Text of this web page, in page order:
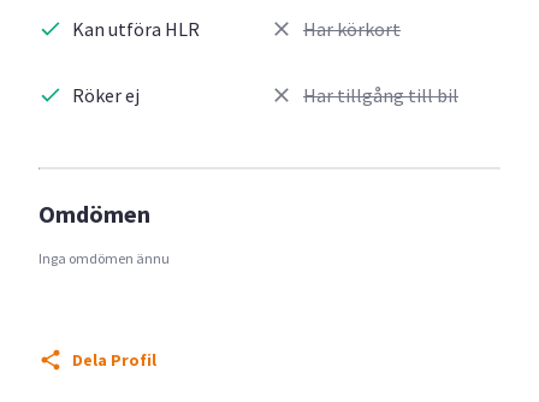
Kan utföra HLR
Röker ej
Har körkort
Har tillgång till bil
Omdömen
Inga omdömen ännu
Dela Profil